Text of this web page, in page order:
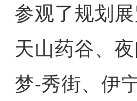
参观了规划
天山药谷、
梦-秀街、伊